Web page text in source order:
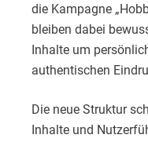
die Kampagne
bleiben dabei
Inhalte um
authentischen
Die neue Struktur
Inhalte und